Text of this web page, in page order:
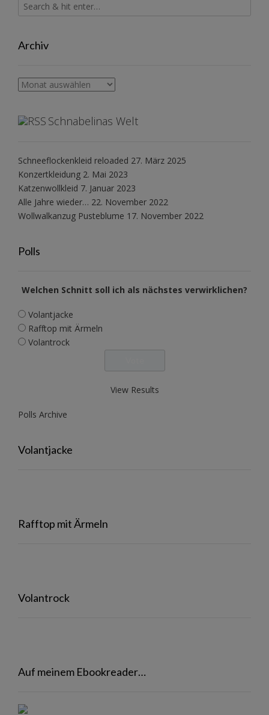
Archiv
Archiv
Schnabelinas Welt
Schneeflockenkleid reloaded 27. März 2025
Konzertkleidung 2. Mai 2023
Katzenwollkleid 7. Januar 2023
Alle Jahre wieder… 22. November 2022
Wollwalkanzug Pusteblume 17. November 2022
Polls
Welchen Schnitt soll ich als nächstes verwirklichen?
Volantjacke
Rafftop mit Ärmeln
Volantrock
View Results
Polls Archive
Volantjacke
Rafftop mit Ärmeln
Volantrock
Auf meinem Ebookreader…